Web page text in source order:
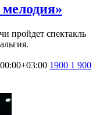
пройдет спектакль
1900 1 900